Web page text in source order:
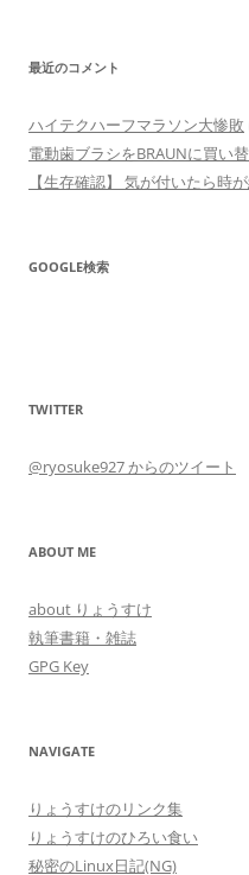
最近のコメント
ハイテクハーフマラソン大惨敗
電動歯ブラシをBRAUNに買い替
【生存確認】 気が付いたら時が
GOOGLE検索
TWITTER
@ryosuke927 からのツイート
ABOUT ME
about りょうすけ
執筆書籍・雑誌
GPG Key
NAVIGATE
りょうすけのリンク集
りょうすけのひろい食い
秘密のLinux日記(NG)